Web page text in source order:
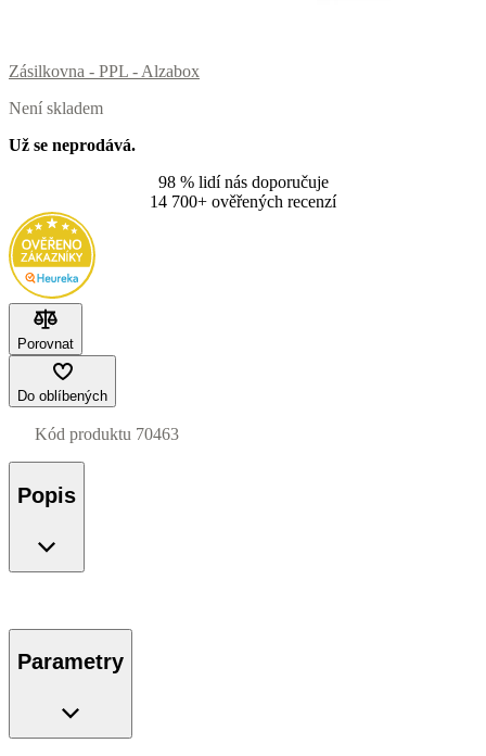
Zásilkovna - PPL - Alzabox
Není skladem
Už se neprodává.
98 % lidí nás doporučuje
14 700+ ověřených recenzí
Porovnat
Do oblíbených
Kód produktu 70463
Popis
Parametry